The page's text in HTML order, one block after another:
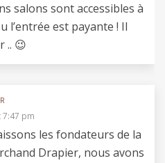
salons sont accessibles à
l’entrée est payante ! Il
.. 😉
7:47 pm
les fondateurs de la
Drapier, nous avons